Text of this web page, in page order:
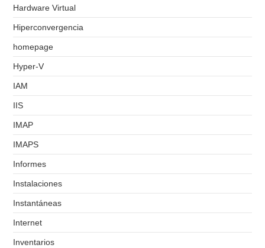
Hardware Virtual
Hiperconvergencia
homepage
Hyper-V
IAM
IIS
IMAP
IMAPS
Informes
Instalaciones
Instantáneas
Internet
Inventarios